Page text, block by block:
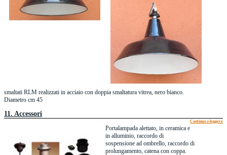
smaltati RLM realizzati in acciaio con doppia smaltatura vitrea, nero bianco.
Diametro cm 45
Continua a leggere
11. Accessori
Portalampada alettato, in ceramica e
in alluminio, raccordo di
sospensione ad ombrello, raccordo di
prolungamento, catena con coppa.